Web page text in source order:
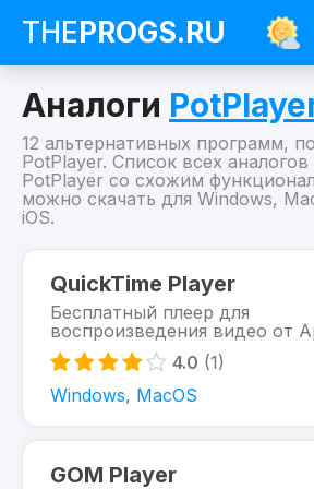
THEPROGS.RU
Аналоги
12 альтернативных программ,
PotPlayer. Список всех
PotPlayer со схожим
можно скачать для Windows,
iOS.
PotPlayer
Похожие
PotPlayer
QuickTime Player
Бесплатный плеер для
воспроизведения видео от
4.0 (1)
Windows, MacOS
GOM Player